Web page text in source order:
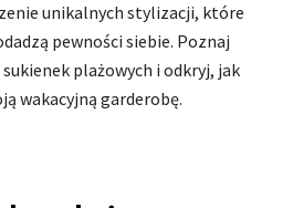
unikalnych stylizacji, które
pewności siebie. Poznaj
plażowych i odkryj, jak
wakacyjną garderobę.